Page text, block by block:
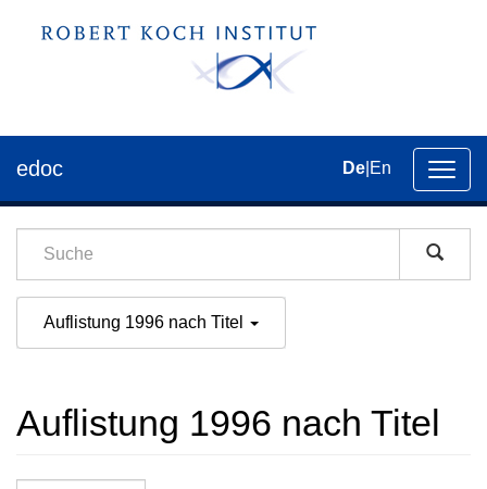
der
edoc De En
Auflistung 1996 nach Titel
Auflistung 1996 nach Titel